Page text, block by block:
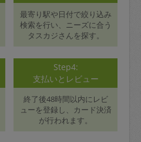
最寄り駅や日付で絞り込み
検索を行い、ニーズに合う
タスカジさんを探す。
Step4:
支払いとレビュー
終了後48時間以内にレビ
ューを登録し、カード決済
が行われます。